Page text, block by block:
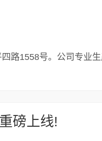
路1558号。公司专业
磅上线!